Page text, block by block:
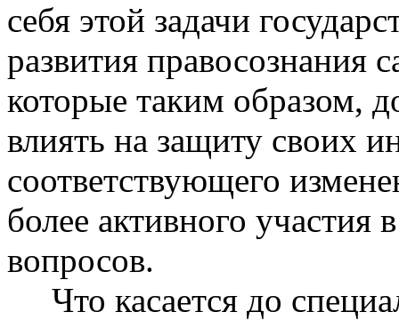
себя этой задачи
развития правосознания
которые таким образом,
влиять на защиту своих
соответствующего
более активного участия
вопросов.
Что касается до